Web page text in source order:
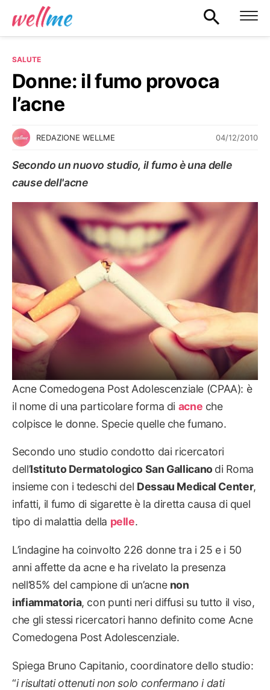
SALUTE
Donne: il fumo provoca
l’acne
REDAZIONE WELLME 04/12/2010
Secondo un nuovo studio, il fumo è una delle
cause dell'acne
SALUTE
Acne Comedogena Post Adolescenziale (CPAA): è
il nome di una particolare forma di acne che
colpisce le donne. Specie quelle che fumano.
Secondo uno studio condotto dai ricercatori
dell’Istituto Dermatologico San Gallicano di Roma
insieme con i tedeschi del Dessau Medical Center,
infatti, il fumo di sigarette è la diretta causa di quel
tipo di malattia della pelle.
L’indagine ha coinvolto 226 donne tra i 25 e i 50
anni affette da acne e ha rivelato la presenza
nell’85% del campione di un’acne non
infiammatoria, con punti neri diffusi su tutto il viso,
che gli stessi ricercatori hanno definito come Acne
Comedogena Post Adolescenziale.
Spiega Bruno Capitanio, coordinatore dello studio:
“i risultati ottenuti non solo confermano i dati